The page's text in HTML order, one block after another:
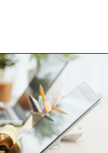
한림의 사회공헌